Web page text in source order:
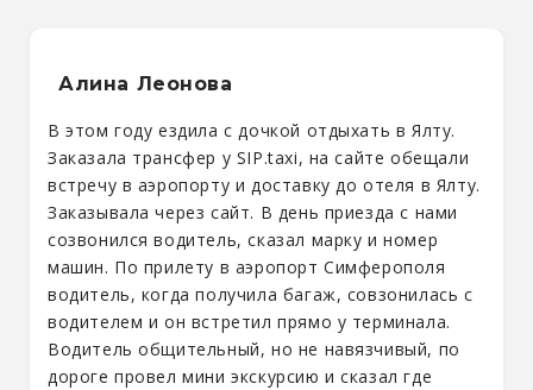
Алина Леонова
В этом году ездила с дочкой отдыхать в Ялту.
Заказала трансфер у SIP.taxi, на сайте обещали
встречу в аэропорту и доставку до отеля в Ялту.
Заказывала через сайт. В день приезда с нами
созвонился водитель, сказал марку и номер
машин. По прилету в аэропорт Симферополя
водитель, когда получила багаж, совзонилась с
водителем и он встретил прямо у терминала.
Водитель общительный, но не навязчивый, по
дороге провел мини экскурсию и сказал где